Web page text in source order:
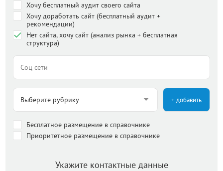
Хочу бесплатный аудит своего сайта
Хочу доработать сайт (бесплатный аудит +
рекомендации)
Нет сайта, хочу сайт (анализ рынка + бесплатная
структура)
+ добавить
Бесплатное размещение в справочнике
Приоритетное размещение в справочнике
Укажите контактные данные